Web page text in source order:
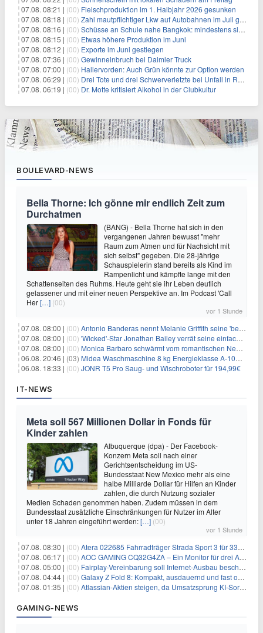
07.08. 08:21 | (00) Fleischproduktion im 1. Halbjahr 2026 gesunken
07.08. 08:18 | (00) Zahl mautpflichtiger Lkw auf Autobahnen im Juli gestiegen
07.08. 08:16 | (00) Schüsse an Schule nahe Bangkok: mindestens sieben Tote
07.08. 08:15 | (00) Etwas höhere Produktion im Juni
07.08. 08:12 | (00) Exporte im Juni gestiegen
07.08. 07:36 | (00) Gewinneinbruch bei Daimler Truck
07.08. 07:00 | (00) Hallervorden: Auch Grün könnte zur Option werden
07.08. 06:29 | (00) Drei Tote und drei Schwerverletzte bei Unfall in Rheinland-Pfalz
07.08. 06:19 | (00) Dr. Motte kritisiert Alkohol in der Clubkultur
BOULEVARD-NEWS
Bella Thorne: Ich gönne mir endlich Zeit zum
Durchatmen
(BANG) - Bella Thorne hat sich in den
vergangenen Jahren bewusst "mehr
Raum zum Atmen und für Nachsicht mit
sich selbst" gegeben. Die 28-jährige
Schauspielerin stand bereits als Kind im
Rampenlicht und kämpfte lange mit den
Schattenseiten des Ruhms. Heute geht sie ihr Leben deutlich
gelassener und mit einer neuen Perspektive an. Im Podcast 'Call
Her[…] (00)
vor 1 Stunde
07.08. 08:00 | (00) Antonio Banderas nennt Melanie Griffith seine 'beste Freundin'
07.08. 08:00 | (00) 'Wicked'-Star Jonathan Bailey verrät seine einfache Hautpflegeroutine
07.08. 08:00 | (00) Monica Barbaro schwärmt vom romantischen New York
06.08. 20:46 | (03) Midea Waschmaschine 8 kg Energieklasse A-10% 1400 U/Min für 289,97€
06.08. 18:33 | (00) JONR T5 Pro Saug- und Wischroboter für 194,99€
IT-NEWS
Meta soll 567 Millionen Dollar in Fonds für
Kinder zahlen
Albuquerque (dpa) - Der Facebook-
Konzern Meta soll nach einer
Gerichtsentscheidung im US-
Bundesstaat New Mexico mehr als eine
halbe Milliarde Dollar für Hilfen an Kinder
zahlen, die durch Nutzung sozialer
Medien Schaden genommen haben. Zudem müssen in dem
Bundesstaat zusätzliche Einschränkungen für Nutzer im Alter
unter 18 Jahren eingeführt werden:[…] (00)
vor 1 Stunde
07.08. 08:30 | (00) Atera 022685 Fahrradträger Strada Sport 3 für 337,48€
07.08. 06:17 | (00) AOC GAMING CQ32G4ZA – Ein Monitor für drei Arten von Spielen
07.08. 05:00 | (00) Fairplay-Vereinbarung soll Internet-Ausbau beschleunigen
07.08. 04:44 | (00) Galaxy Z Fold 8: Kompakt, ausdauernd und fast ohne Falte
07.08. 01:35 | (00) Atlassian-Aktien steigen, da Umsatzsprung KI-Sorgen dämpft
GAMING-NEWS